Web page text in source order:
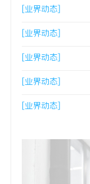
[业界动态]
[业界动态]
[业界动态]
[业界动态]
[业界动态]